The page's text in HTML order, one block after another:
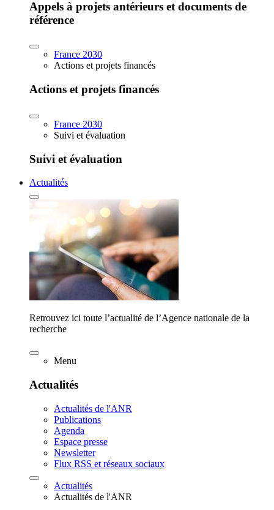
Appels à projets antérieurs et documents de
référence
France 2030
Actions et projets financés
Actions et projets financés
France 2030
Suivi et évaluation
Suivi et évaluation
Actualités
Retrouvez ici toute l’actualité de l’Agence nationale de la
recherche
Menu
Actualités
Actualités de l'ANR
Publications
Agenda
Espace presse
Newsletter
Flux RSS et réseaux sociaux
Actualités
Actualités de l'ANR